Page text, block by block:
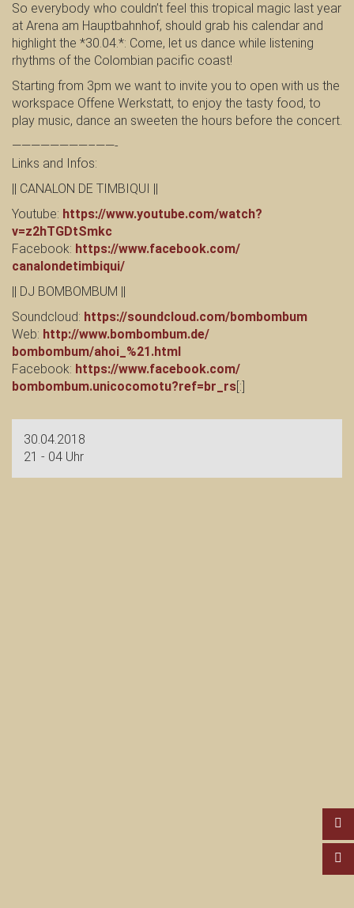
So everybody who couldn’t feel this tropical magic last year
at Arena am Hauptbahnhof, should grab his calendar and
highlight the *30.04.*: Come, let us dance while listening
rhythms of the Colombian pacific coast!
Starting from 3pm we want to invite you to open with us the
workspace Offene Werkstatt, to enjoy the tasty food, to
play music, dance an sweeten the hours before the concert.
————————–——-
Links and Infos:
|| CANALON DE TIMBIQUI ||
Youtube: https://www.youtube.com/watch?
v=z2hTGDtSmkc
Facebook: https://www.facebook.com/
canalondetimbiqui/
|| DJ BOMBOMBUM ||
Soundcloud: https://soundcloud.com/bombombum
Web: http://www.bombombum.de/
bombombum/ahoi_%21.html
Facebook: https://www.facebook.com/
bombombum.unicocomotu?ref=br_rs[:]
30.04.2018
21 - 04 Uhr